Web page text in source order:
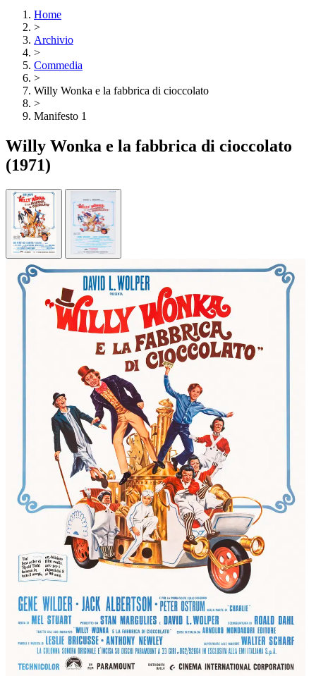
Home
>
Archivio
>
Commedia
>
Willy Wonka e la fabbrica di cioccolato
>
Manifesto 1
Willy Wonka e la fabbrica di cioccolato
(1971)